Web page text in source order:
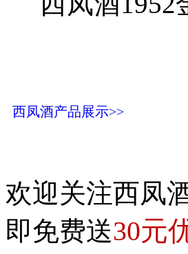
西凤酒产品展示>>
欢迎关注西凤
即免费送30元